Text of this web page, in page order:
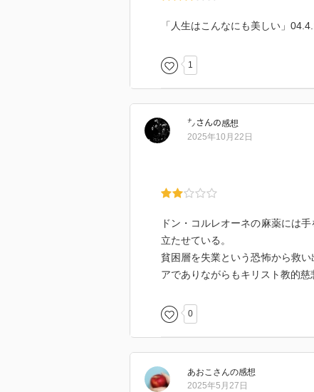
「人生はこんなにも美しい」
1
㌨ さんの感想
2025年10月22日
ドン・コルレオーネの麻薬には
立たせている。
貧困層を失業という恐怖から救
アでありながらもキリスト教的慈
0
あおこ さんの感想
2025年5月27日